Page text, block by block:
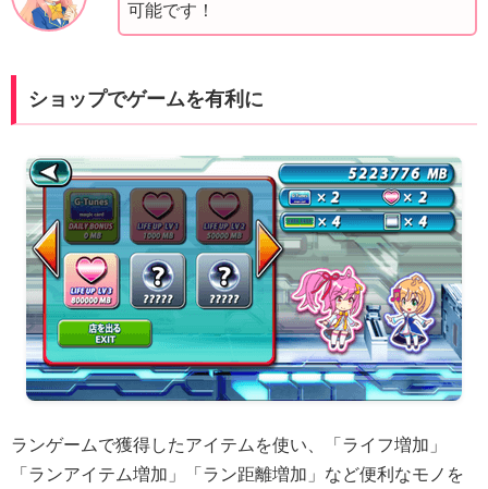
可能です！
ショップでゲームを有利に
ランゲームで獲得したアイテムを使い、「ライフ増加」
「ランアイテム増加」「ラン距離増加」など便利なモノを